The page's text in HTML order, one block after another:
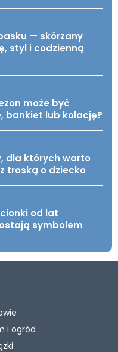
— skórzany
styl i codzienną
może być
bankiet lub kolację?
dla których warto
troską o dziecko
od lat
symbolem
i ogród